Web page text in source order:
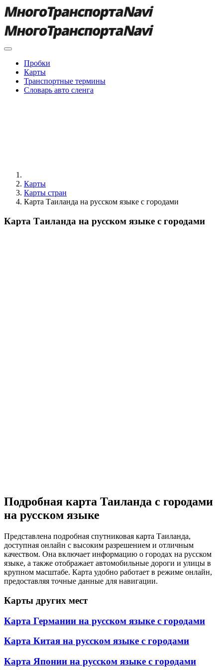
Пробки
Карты
Транспортные термины
Словарь авто сленга
Карты
Карты стран
Карта Таиланда на русском языке с городами
Карта Таиланда на русском языке с городами
Подробная карта Таиланда с городами
на русском языке
Представлена подробная спутниковая карта Таиланда,
доступная онлайн с высоким разрешением и отличным
качеством. Она включает информацию о городах на русском
языке, а также отображает автомобильные дороги и улицы в
крупном масштабе. Карта удобно работает в режиме онлайн,
предоставляя точные данные для навигации.
Карты других мест
Карта Германии на русском языке с городами
Карта Китая на русском языке с городами
Карта Японии на русском языке с городами